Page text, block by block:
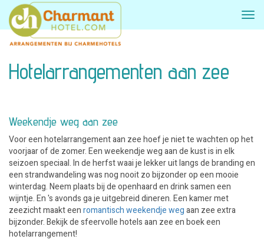
Hotelarrangementen aan zee
Weekendje weg aan zee
Voor een hotelarrangement aan zee hoef je niet te wachten op het
voorjaar of de zomer. Een weekendje weg aan de kust is in elk
seizoen speciaal. In de herfst waai je lekker uit langs de branding en
een strandwandeling was nog nooit zo bijzonder op een mooie
winterdag. Neem plaats bij de openhaard en drink samen een
wijntje. En 's avonds ga je uitgebreid dineren. Een kamer met
zeezicht maakt eenromantisch weekendje wegaan zee extra
bijzonder. Bekijk de sfeervolle hotels aan zee en boek een
hotelarrangement!